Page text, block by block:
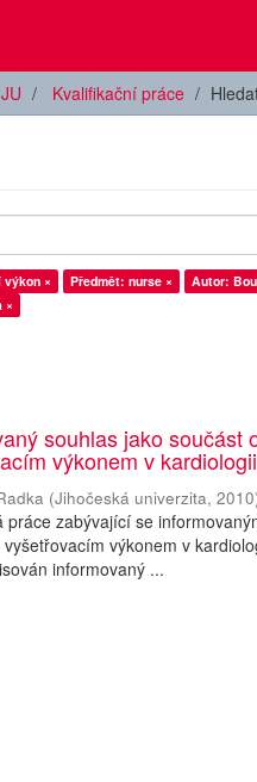
Kvalifikační práce
× Předmět: nurse × Autor:
×
souhlas jako součást
výkonem v kardiologii
(Jihočeská univerzita,2010
práce zabývající se
výkonem v
informovaný ...